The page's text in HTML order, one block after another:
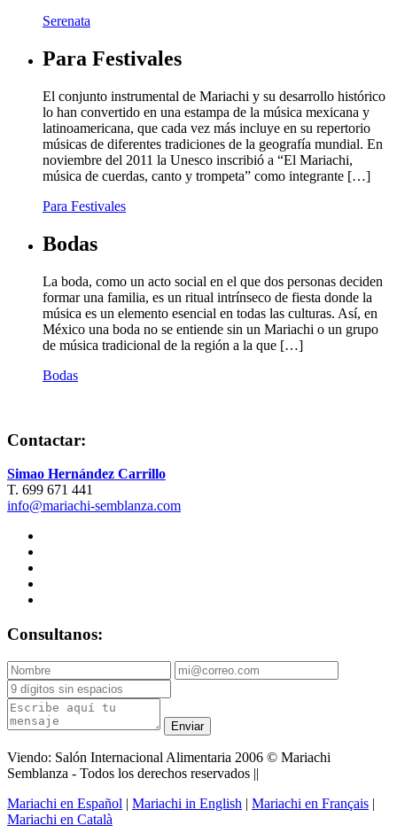
Serenata
Para Festivales
El conjunto instrumental de Mariachi y su desarrollo histórico
lo han convertido en una estampa de la música mexicana y
latinoamericana, que cada vez más incluye en su repertorio
músicas de diferentes tradiciones de la geografía mundial. En
noviembre del 2011 la Unesco inscribió a “El Mariachi,
música de cuerdas, canto y trompeta” como integrante […]
Para Festivales
Bodas
La boda, como un acto social en el que dos personas deciden
formar una familia, es un ritual intrínseco de fiesta donde la
música es un elemento esencial en todas las culturas. Así, en
México una boda no se entiende sin un Mariachi o un grupo
de música tradicional de la región a la que […]
Bodas
Contactar:
Simao Hernández Carrillo
T. 699 671 441
info@mariachi-semblanza.com
Consultanos:
Enviar
Viendo: Salón Internacional Alimentaria 2006 © Mariachi
Semblanza - Todos los derechos reservados ||
Mariachi en Español | Mariachi in English | Mariachi en Français |
Mariachi en Català